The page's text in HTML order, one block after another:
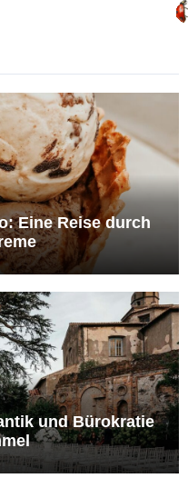
Eine Reise durch
und Bürokratie